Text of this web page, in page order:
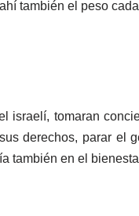
también el peso
israelí, tomaran
derechos, parar el
también en el